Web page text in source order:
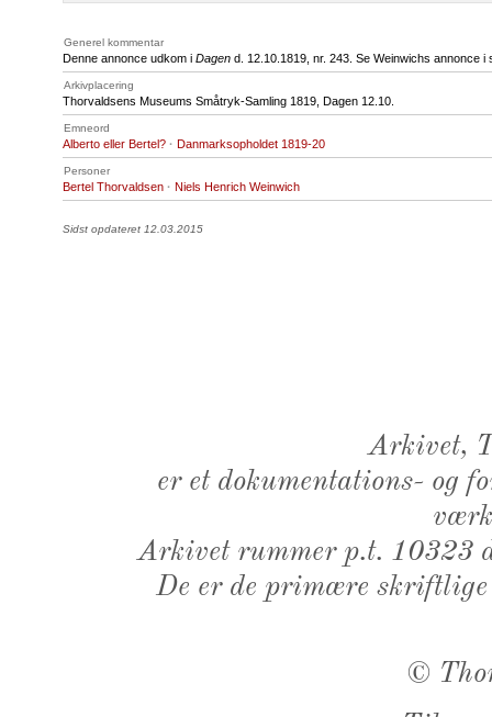
Generel kommentar
Denne annonce udkom i Dagen d. 12.10.1819, nr. 243. Se Weinwichs annonce
Arkivplacering
Thorvaldsens Museums Småtryk-Samling 1819, Dagen 12.10.
Emneord
Alberto eller Bertel? · Danmarksopholdet 1819-20
Personer
Bertel Thorvaldsen · Niels Henrich Weinwich
Sidst opdateret 12.03.2015
Arkivet,
er et dokumentations- og
Arkivet rummer p.t. 10323
De er de primære
©